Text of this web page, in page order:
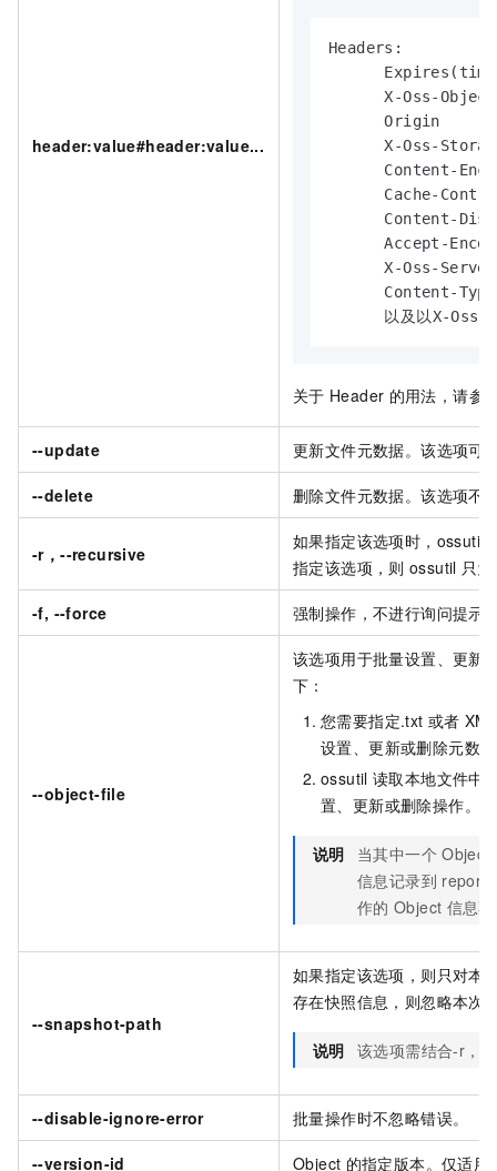
header:value#header:value...
Headers:
X-Oss-
      Origin
X-Oss-
Content-
Cache-
Content-
Accept-
X-Oss-
      Content-Type
以及以X-Oss-
关于 Header 的用法，请参
--update 更新文件元数据。该选项可
--delete 删除文件元数据。该选项不
-r，--recursive
如果指定该选项时，ossutil
指定该选项，则 ossutil 只
-f, --force 强制操作，不进行询问提示
--object-file
该选项用于批量设置、更新
下：
您需要指定.txt 或者 XML
设置、更新或删除元数
ossutil 读取本地文件中
置、更新或删除操作。
说明 当其中一个 Object
信息记录到 report
作的 Object 信息
--snapshot-path
如果指定该选项，则只对本
存在快照信息，则忽略本次
说明 该选项需结合-r，--
--disable-ignore-error 批量操作时不忽略错误。
--version-id Object 的指定版本。仅适